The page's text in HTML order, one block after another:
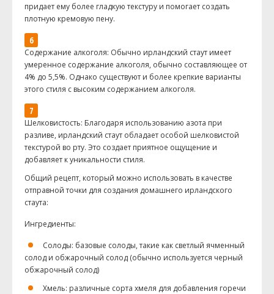
придает ему более гладкую текстуру и помогает создать
плотную кремовую пену.
Содержание алкоголя: Обычно ирландский стаут имеет
умеренное содержание алкоголя, обычно составляющее от
4% до 5,5%. Однако существуют и более крепкие варианты
этого стиля с высоким содержанием алкоголя.
Шелковистость: Благодаря использованию азота при
разливе, ирландский стаут обладает особой шелковистой
текстурой во рту. Это создает приятное ощущение и
добавляет к уникальности стиля.
Общий рецепт, который можно использовать в качестве
отправной точки для создания домашнего ирландского
стаута:
Ингредиенты:
Солоды: базовые солоды, такие как светлый ячменный
солод и обжарочный солод (обычно используется черный
обжарочный солод)
Хмель: различные сорта хмеля для добавления горечи